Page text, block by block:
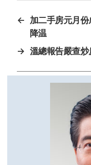
←
加二手房元月
降温
→ 溫總報告嚴查炒